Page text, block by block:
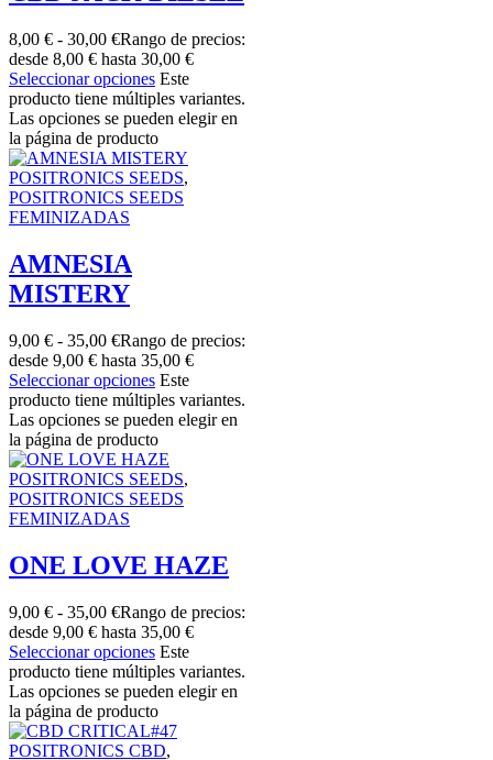
8,00 € - 30,00 €Rango de precios:
desde 8,00 € hasta 30,00 €
Seleccionar opciones Este
producto tiene múltiples variantes.
Las opciones se pueden elegir en
la página de producto
POSITRONICS SEEDS,
POSITRONICS SEEDS
FEMINIZADAS
AMNESIA
MISTERY
9,00 € - 35,00 €Rango de precios:
desde 9,00 € hasta 35,00 €
Seleccionar opciones Este
producto tiene múltiples variantes.
Las opciones se pueden elegir en
la página de producto
POSITRONICS SEEDS,
POSITRONICS SEEDS
FEMINIZADAS
ONE LOVE HAZE
9,00 € - 35,00 €Rango de precios:
desde 9,00 € hasta 35,00 €
Seleccionar opciones Este
producto tiene múltiples variantes.
Las opciones se pueden elegir en
la página de producto
POSITRONICS CBD,